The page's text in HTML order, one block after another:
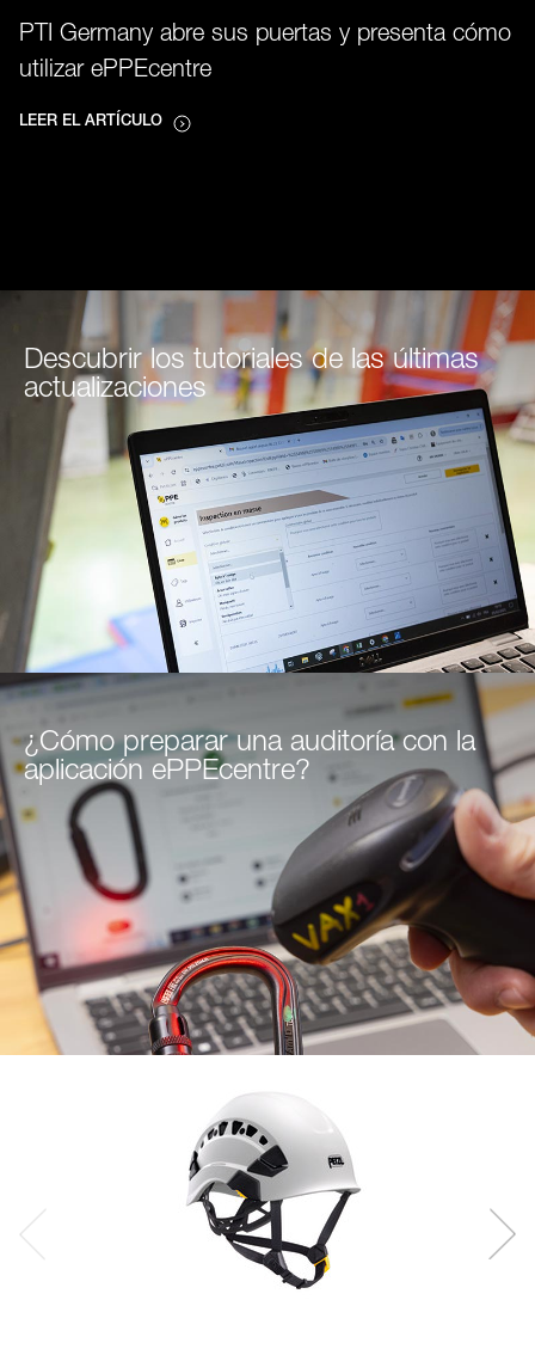
PTI Germany abre sus puertas y presenta cómo
utilizar ePPEcentre
LEER EL ARTÍCULO
Descubrir los tutoriales de las últimas
actualizaciones
¿Cómo preparar una auditoría con la
aplicación ePPEcentre?